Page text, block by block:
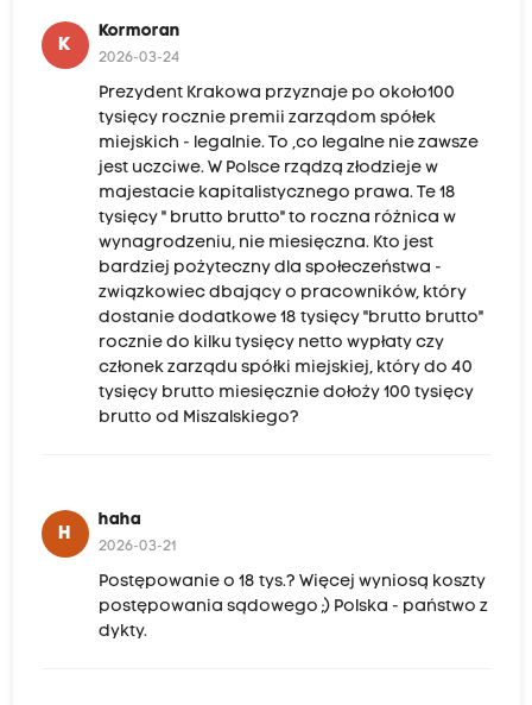
K
Kormoran
2026-03-24
Prezydent Krakowa przyznaje po około100
tysięcy rocznie premii zarządom spółek
miejskich - legalnie. To ,co legalne nie zawsze
jest uczciwe. W Polsce rządzą złodzieje w
majestacie kapitalistycznego prawa. Te 18
tysięcy " brutto brutto" to roczna różnica w
wynagrodzeniu, nie miesięczna. Kto jest
bardziej pożyteczny dla społeczeństwa -
związkowiec dbający o pracowników, który
dostanie dodatkowe 18 tysięcy "brutto brutto"
rocznie do kilku tysięcy netto wypłaty czy
członek zarządu spółki miejskiej, który do 40
tysięcy brutto miesięcznie dołoży 100 tysięcy
brutto od Miszalskiego?
H
haha
2026-03-21
Postępowanie o 18 tys.? Więcej wyniosą koszty
postępowania sądowego ;) Polska - państwo z
dykty.